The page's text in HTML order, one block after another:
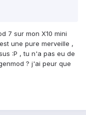
7 sur mon X10 mini
une pure merveille ,
:P , tu n'a pas eu de
? j'ai peur que